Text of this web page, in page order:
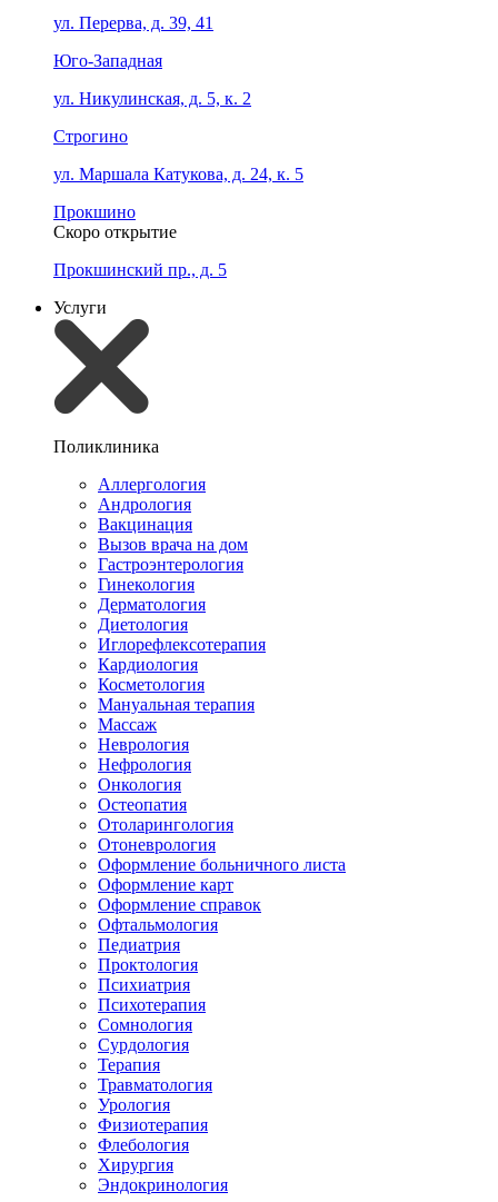
ул. Перерва, д. 39, 41
Юго-Западная
ул. Никулинская, д. 5, к. 2
Строгино
ул. Маршала Катукова, д. 24, к. 5
Прокшино
Скоро открытие
Прокшинский пр., д. 5
Услуги
Поликлиника
Аллергология
Андрология
Вакцинация
Вызов врача на дом
Гастроэнтерология
Гинекология
Дерматология
Диетология
Иглорефлексотерапия
Кардиология
Косметология
Мануальная терапия
Массаж
Неврология
Нефрология
Онкология
Остеопатия
Отоларингология
Отоневрология
Оформление больничного листа
Оформление карт
Оформление справок
Офтальмология
Педиатрия
Проктология
Психиатрия
Психотерапия
Сомнология
Сурдология
Терапия
Травматология
Урология
Физиотерапия
Флебология
Хирургия
Эндокринология